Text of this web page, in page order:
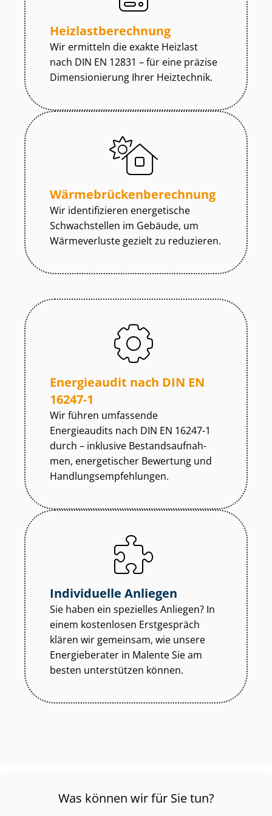
Heiz­last­be­rech­nung
Wir ermitteln die exakte Heizlast
nach DIN EN 12831 – für eine präzise
Dimensionierung Ihrer Heiztechnik.
Wär­me­brü­cken­be­rech­nung
Wir identifizieren energetische
Schwachstellen im Gebäude, um
Wärmeverluste gezielt zu reduzieren.
Energieaudit nach DIN EN
16247-1
Wir führen umfassende
Energieaudits nach DIN EN 16247-1
durch – inklusive Be­stands­auf­nah­
men, energetischer Bewertung und
Hand­lungs­emp­feh­lun­gen.
Individuelle Anliegen
Sie haben ein spezielles Anliegen? In
einem kostenlosen Erstgespräch
klären wir gemeinsam, wie unsere
Energieberater in Malente Sie am
besten unterstützen können.
Was können wir für Sie tun?